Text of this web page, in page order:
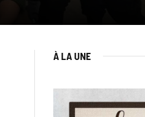
À LA UNE